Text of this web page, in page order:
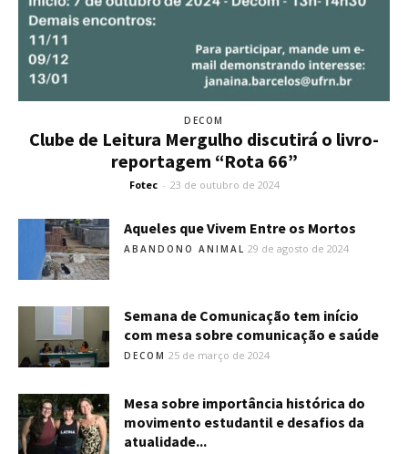
DECOM
Clube de Leitura Mergulho discutirá o livro-
reportagem “Rota 66”
Fotec - 23 de outubro de 2024
Aqueles que Vivem Entre os Mortos
ABANDONO ANIMAL 29 de agosto de 2024
Semana de Comunicação tem início
com mesa sobre comunicação e saúde
DECOM 25 de março de 2024
Mesa sobre importância histórica do
movimento estudantil e desafios da
atualidade...